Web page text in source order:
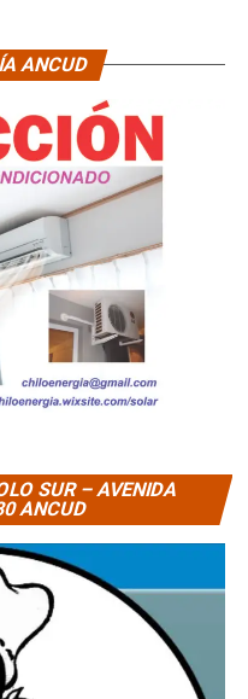
ANCUD
SUR – AVENIDA
ANCUD